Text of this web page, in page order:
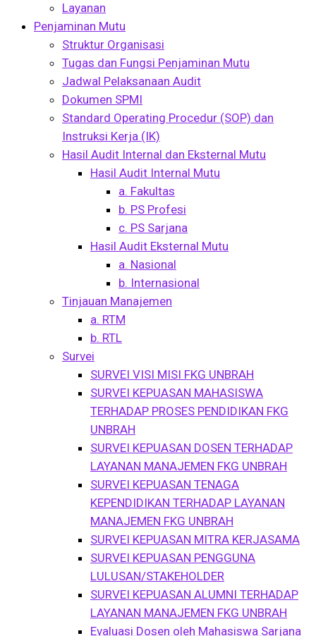
Layanan
Penjaminan Mutu
Struktur Organisasi
Tugas dan Fungsi Penjaminan Mutu
Jadwal Pelaksanaan Audit
Dokumen SPMI
Standard Operating Procedur (SOP) dan
Instruksi Kerja (IK)
Hasil Audit Internal dan Eksternal Mutu
Hasil Audit Internal Mutu
a. Fakultas
b. PS Profesi
c. PS Sarjana
Hasil Audit Eksternal Mutu
a. Nasional
b. Internasional
Tinjauan Manajemen
a. RTM
b. RTL
Survei
SURVEI VISI MISI FKG UNBRAH
SURVEI KEPUASAN MAHASISWA
TERHADAP PROSES PENDIDIKAN FKG
UNBRAH
SURVEI KEPUASAN DOSEN TERHADAP
LAYANAN MANAJEMEN FKG UNBRAH
SURVEI KEPUASAN TENAGA
KEPENDIDIKAN TERHADAP LAYANAN
MANAJEMEN FKG UNBRAH
SURVEI KEPUASAN MITRA KERJASAMA
SURVEI KEPUASAN PENGGUNA
LULUSAN/STAKEHOLDER
SURVEI KEPUASAN ALUMNI TERHADAP
LAYANAN MANAJEMEN FKG UNBRAH
Evaluasi Dosen oleh Mahasiswa Sarjana